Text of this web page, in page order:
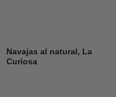
Navajas al natural, La
Curiosa